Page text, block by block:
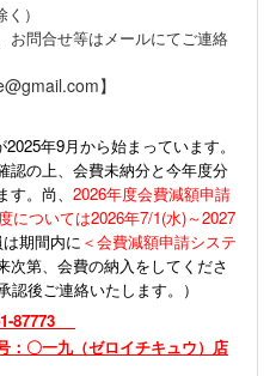
）
お問合せ等はメールにてご連絡
】
年9月から始まっています。
認の上、会費未納分と今年度分
。尚、 2026年度会費減額申請
については2026年7/1(水)～2027
期間内に ＜会費減額申請システ
次第、会費の納入をしてくださ
後ご連絡いたします。）
87773
：〇一九（ゼロイチキュウ）店